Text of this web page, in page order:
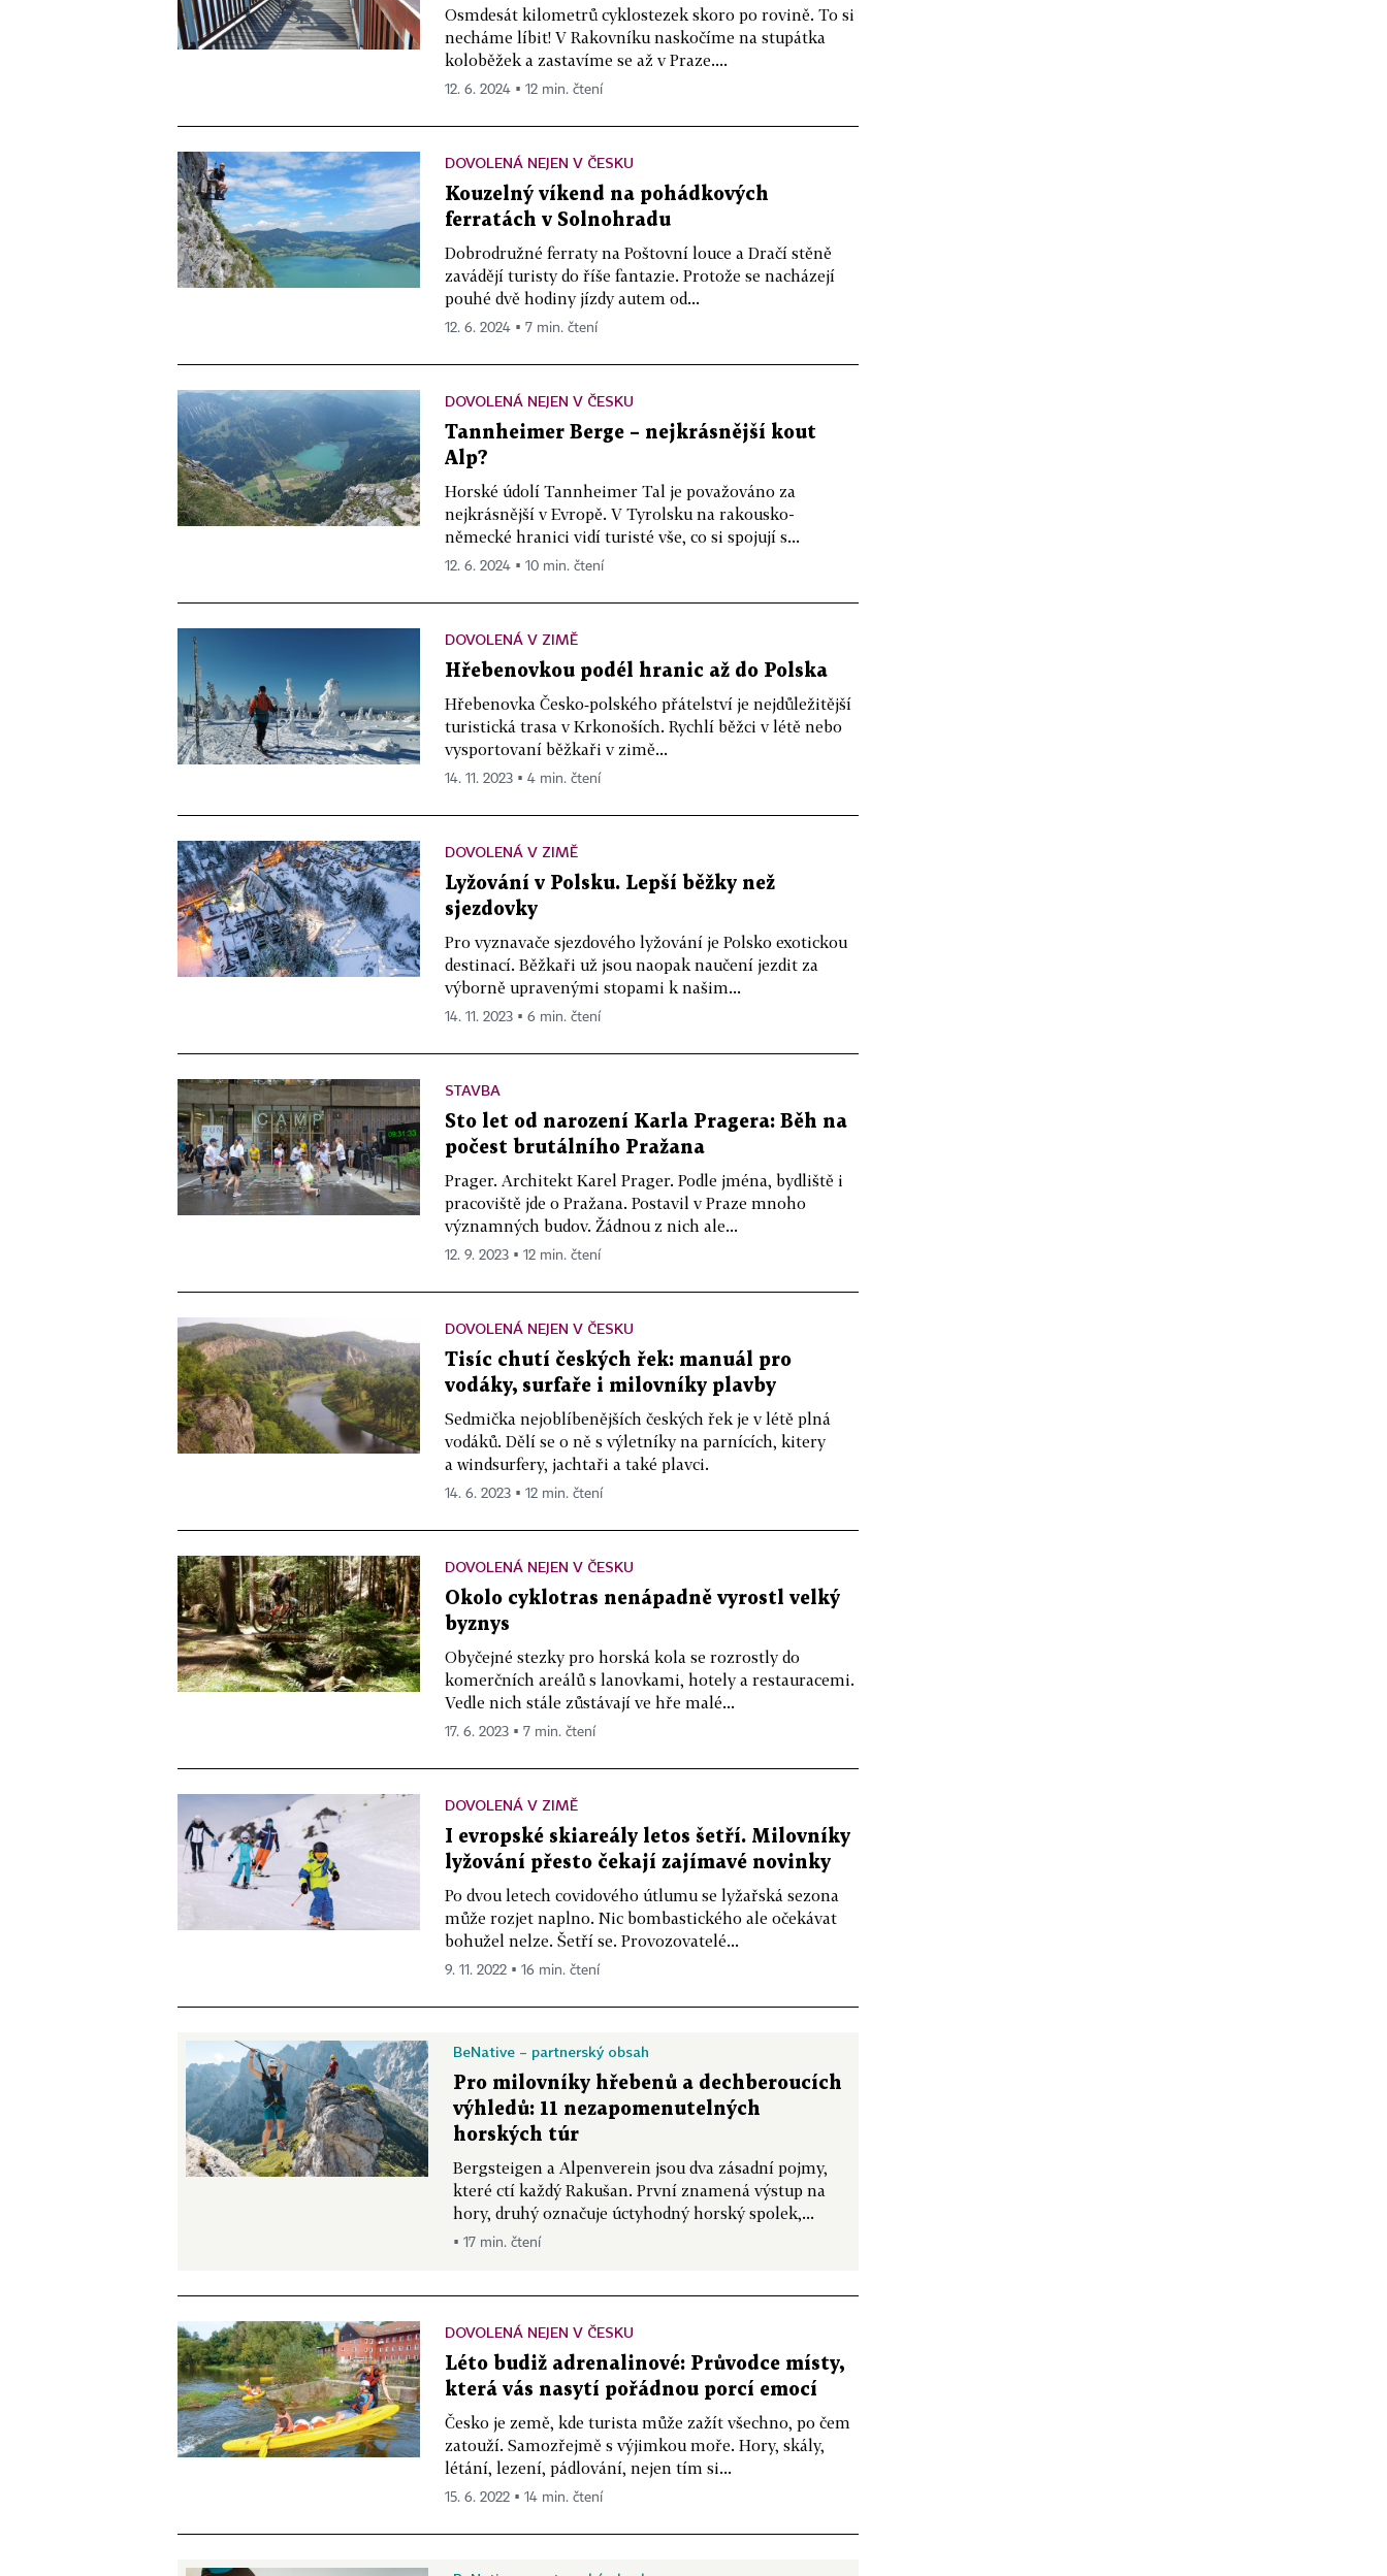
Osmdesát kilometrů cyklostezek skoro po rovině. To si
necháme líbit! V Rakovníku naskočíme na stupátka
koloběžek a zastavíme se až v Praze....
12. 6. 2024 ▪ 12 min. čtení
DOVOLENÁ NEJEN V ČESKU
Kouzelný víkend na pohádkových
ferratách v Solnohradu
Dobrodružné ferraty na Poštovní louce a Dračí stěně
zavádějí turisty do říše fantazie. Protože se nacházejí
pouhé dvě hodiny jízdy autem od...
12. 6. 2024 ▪ 7 min. čtení
DOVOLENÁ NEJEN V ČESKU
Tannheimer Berge – nejkrásnější kout
Alp?
Horské údolí Tannheimer Tal je považováno za
nejkrásnější v Evropě. V Tyrolsku na rakousko-
německé hranici vidí turisté vše, co si spojují s...
12. 6. 2024 ▪ 10 min. čtení
DOVOLENÁ V ZIMĚ
Hřebenovkou podél hranic až do Polska
Hřebenovka Česko‑polského přátelství je nejdůležitější
turistická trasa v Krkonoších. Rychlí běžci v létě nebo
vysportovaní běžkaři v zimě...
14. 11. 2023 ▪ 4 min. čtení
DOVOLENÁ V ZIMĚ
Lyžování v Polsku. Lepší běžky než
sjezdovky
Pro vyznavače sjezdového lyžování je Polsko exotickou
destinací. Běžkaři už jsou naopak naučení jezdit za
výborně upravenými stopami k našim...
14. 11. 2023 ▪ 6 min. čtení
STAVBA
Sto let od narození Karla Pragera: Běh na
počest brutálního Pražana
Prager. Architekt Karel Prager. Podle jména, bydliště i
pracoviště jde o Pražana. Postavil v Praze mnoho
významných budov. Žádnou z nich ale...
12. 9. 2023 ▪ 12 min. čtení
DOVOLENÁ NEJEN V ČESKU
Tisíc chutí českých řek: manuál pro
vodáky, surfaře i milovníky plavby
Sedmička nejoblíbenějších českých řek je v létě plná
vodáků. Dělí se o ně s výletníky na parnících, kitery
a windsurfery, jachtaři a také plavci.
14. 6. 2023 ▪ 12 min. čtení
DOVOLENÁ NEJEN V ČESKU
Okolo cyklotras nenápadně vyrostl velký
byznys
Obyčejné stezky pro horská kola se rozrostly do
komerčních areálů s lanovkami, hotely a restauracemi.
Vedle nich stále zůstávají ve hře malé...
17. 6. 2023 ▪ 7 min. čtení
DOVOLENÁ V ZIMĚ
I evropské skiareály letos šetří. Milovníky
lyžování přesto čekají zajímavé novinky
Po dvou letech covidového útlumu se lyžařská sezona
může rozjet naplno. Nic bombastického ale očekávat
bohužel nelze. Šetří se. Provozovatelé...
9. 11. 2022 ▪ 16 min. čtení
BeNative – partnerský obsah
Pro milovníky hřebenů a dechberoucích
výhledů: 11 nezapomenutelných
horských túr
Bergsteigen a Alpenverein jsou dva zásadní pojmy,
které ctí každý Rakušan. První znamená výstup na
hory, druhý označuje úctyhodný horský spolek,...
▪ 17 min. čtení
DOVOLENÁ NEJEN V ČESKU
Léto budiž adrenalinové: Průvodce místy,
která vás nasytí pořádnou porcí emocí
Česko je země, kde turista může zažít všechno, po čem
zatouží. Samozřejmě s výjimkou moře. Hory, skály,
létání, lezení, pádlování, nejen tím si...
15. 6. 2022 ▪ 14 min. čtení